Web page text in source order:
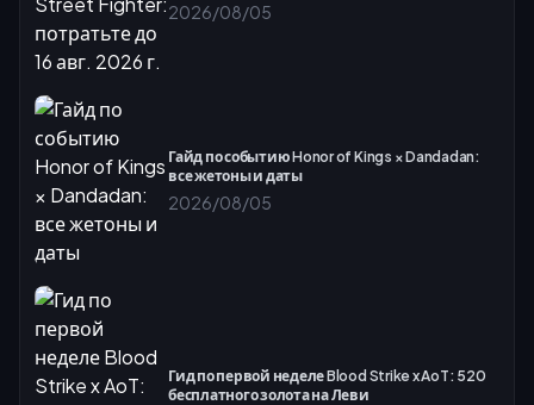
2026/08/05
Гайд по событию Honor of Kings × Dandadan:
все жетоны и даты
2026/08/05
Гид по первой неделе Blood Strike x AoT: 520
бесплатного золота на Леви